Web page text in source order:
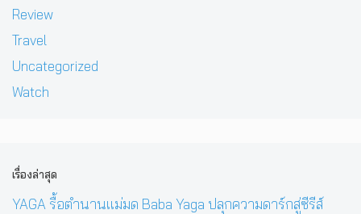
Review
Travel
Uncategorized
Watch
เรื่องล่าสุด
YAGA รื้อตำนานแม่มด Baba Yaga ปลุกความดาร์กสู่ซีรีส์